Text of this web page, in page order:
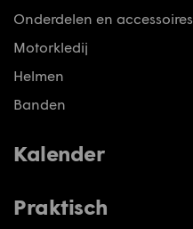
Onderdelen en accessoires
Motorkledij
Helmen
Banden
Kalender
Praktisch